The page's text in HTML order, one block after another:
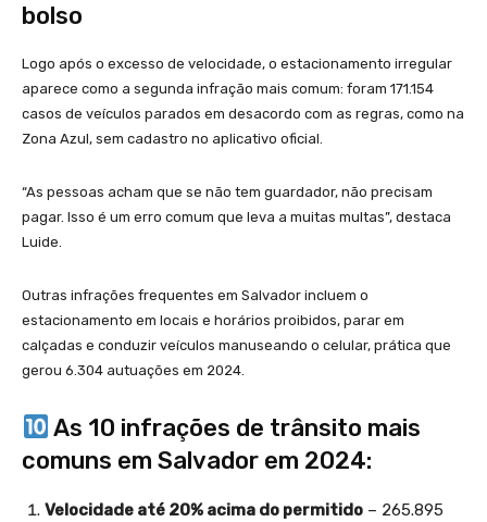
bolso
Logo após o excesso de velocidade, o estacionamento irregular
aparece como a segunda infração mais comum: foram 171.154
casos de veículos parados em desacordo com as regras, como na
Zona Azul, sem cadastro no aplicativo oficial.
“As pessoas acham que se não tem guardador, não precisam
pagar. Isso é um erro comum que leva a muitas multas”, destaca
Luide.
Outras infrações frequentes em Salvador incluem o
estacionamento em locais e horários proibidos, parar em
calçadas e conduzir veículos manuseando o celular, prática que
gerou 6.304 autuações em 2024.
As 10 infrações de trânsito mais
comuns em Salvador em 2024:
Velocidade até 20% acima do permitido – 265.895